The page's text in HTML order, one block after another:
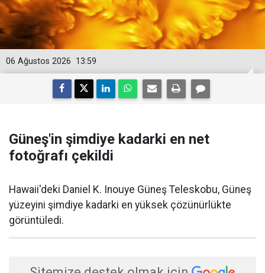
13:59
06 Ağustos 2026
Güneş'in şimdiye kadarki en net
fotoğrafı çekildi
Hawaii'deki Daniel K. Inouye Güneş Teleskobu, Güneş
yüzeyini şimdiye kadarki en yüksek çözünürlükte
görüntüledi.